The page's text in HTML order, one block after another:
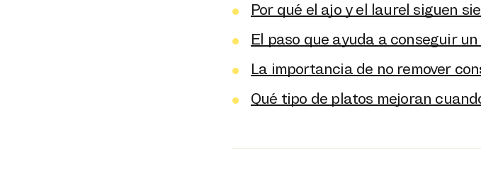
Por qué el ajo y el laurel siguen
El paso que ayuda a conseguir
La importancia de no remover
Qué tipo de platos mejoran